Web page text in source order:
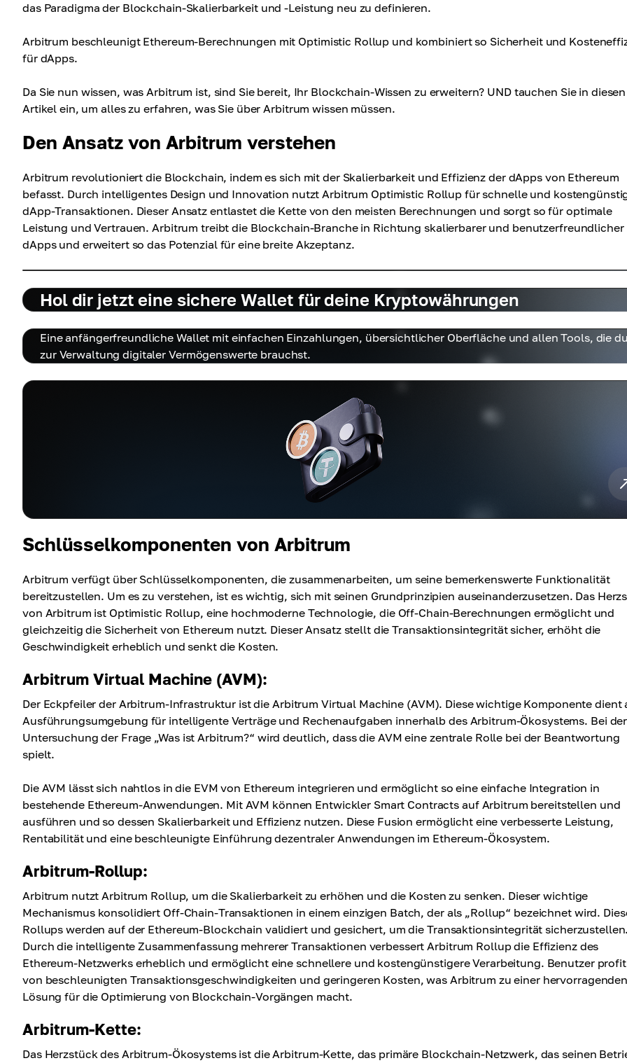
das Paradigma der Blockchain-Skalierbarkeit und -Leistung neu zu definieren.
Arbitrum beschleunigt Ethereum-Berechnungen mit Optimistic Rollup und kombiniert so Sicherheit und
für dApps.
Da Sie nun wissen, was Arbitrum ist, sind Sie bereit, Ihr Blockchain-Wissen zu erweitern? UND tauchen Sie in diesen
Artikel ein, um alles zu erfahren, was Sie über Arbitrum wissen müssen.
Den Ansatz von Arbitrum verstehen
Arbitrum revolutioniert die Blockchain, indem es sich mit der Skalierbarkeit und Effizienz der dApps von Ethereum
befasst. Durch intelligentes Design und Innovation nutzt Arbitrum Optimistic Rollup für schnelle und
dApp-Transaktionen. Dieser Ansatz entlastet die Kette von den meisten Berechnungen und sorgt so für optimale
Leistung und Vertrauen. Arbitrum treibt die Blockchain-Branche in Richtung skalierbarer und benutzerfreundlicher
dApps und erweitert so das Potenzial für eine breite Akzeptanz.
Hol dir jetzt eine sichere Wallet für deine Kryptowährungen
Eine anfängerfreundliche Wallet mit einfachen Einzahlungen, übersichtlicher Oberfläche und allen Tools, die
zur Verwaltung digitaler Vermögenswerte brauchst.
Schlüsselkomponenten von Arbitrum
Arbitrum verfügt über Schlüsselkomponenten, die zusammenarbeiten, um seine bemerkenswerte Funktionalität
bereitzustellen. Um es zu verstehen, ist es wichtig, sich mit seinen Grundprinzipien auseinanderzusetzen. Das
von Arbitrum ist Optimistic Rollup, eine hochmoderne Technologie, die Off-Chain-Berechnungen ermöglicht und
gleichzeitig die Sicherheit von Ethereum nutzt. Dieser Ansatz stellt die Transaktionsintegrität sicher, erhöht die
Geschwindigkeit erheblich und senkt die Kosten.
Arbitrum Virtual Machine (AVM):
Der Eckpfeiler der Arbitrum-Infrastruktur ist die Arbitrum Virtual Machine (AVM). Diese wichtige Komponente dient
Ausführungsumgebung für intelligente Verträge und Rechenaufgaben innerhalb des Arbitrum-Ökosystems. Bei der
Untersuchung der Frage „Was ist Arbitrum?“ wird deutlich, dass die AVM eine zentrale Rolle bei der Beantwortung
spielt.
Die AVM lässt sich nahtlos in die EVM von Ethereum integrieren und ermöglicht so eine einfache Integration in
bestehende Ethereum-Anwendungen. Mit AVM können Entwickler Smart Contracts auf Arbitrum bereitstellen und
ausführen und so dessen Skalierbarkeit und Effizienz nutzen. Diese Fusion ermöglicht eine verbesserte Leistung,
Rentabilität und eine beschleunigte Einführung dezentraler Anwendungen im Ethereum-Ökosystem.
Arbitrum-Rollup:
Arbitrum nutzt Arbitrum Rollup, um die Skalierbarkeit zu erhöhen und die Kosten zu senken. Dieser wichtige
Mechanismus konsolidiert Off-Chain-Transaktionen in einem einzigen Batch, der als „Rollup“ bezeichnet wird.
Rollups werden auf der Ethereum-Blockchain validiert und gesichert, um die Transaktionsintegrität
Durch die intelligente Zusammenfassung mehrerer Transaktionen verbessert Arbitrum Rollup die Effizienz des
Ethereum-Netzwerks erheblich und ermöglicht eine schnellere und kostengünstigere Verarbeitung. Benutzer
von beschleunigten Transaktionsgeschwindigkeiten und geringeren Kosten, was Arbitrum zu einer
Lösung für die Optimierung von Blockchain-Vorgängen macht.
Arbitrum-Kette:
Das Herzstück des Arbitrum-Ökosystems ist die Arbitrum-Kette, das primäre Blockchain-Netzwerk, das seinen